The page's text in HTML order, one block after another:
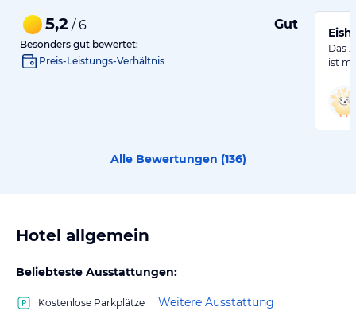
5,2 / 6 Gut
Besonders gut bewertet:
Preis-Leistungs-Verhältnis
Das
ist
Alle Bewertungen (136)
Hotel allgemein
Beliebteste Ausstattungen:
Kostenlose Parkplätze Weitere Ausstattung